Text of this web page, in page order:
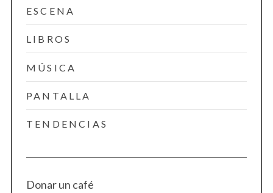
ESCENA
LIBROS
MÚSICA
PANTALLA
TENDENCIAS
Donar un café